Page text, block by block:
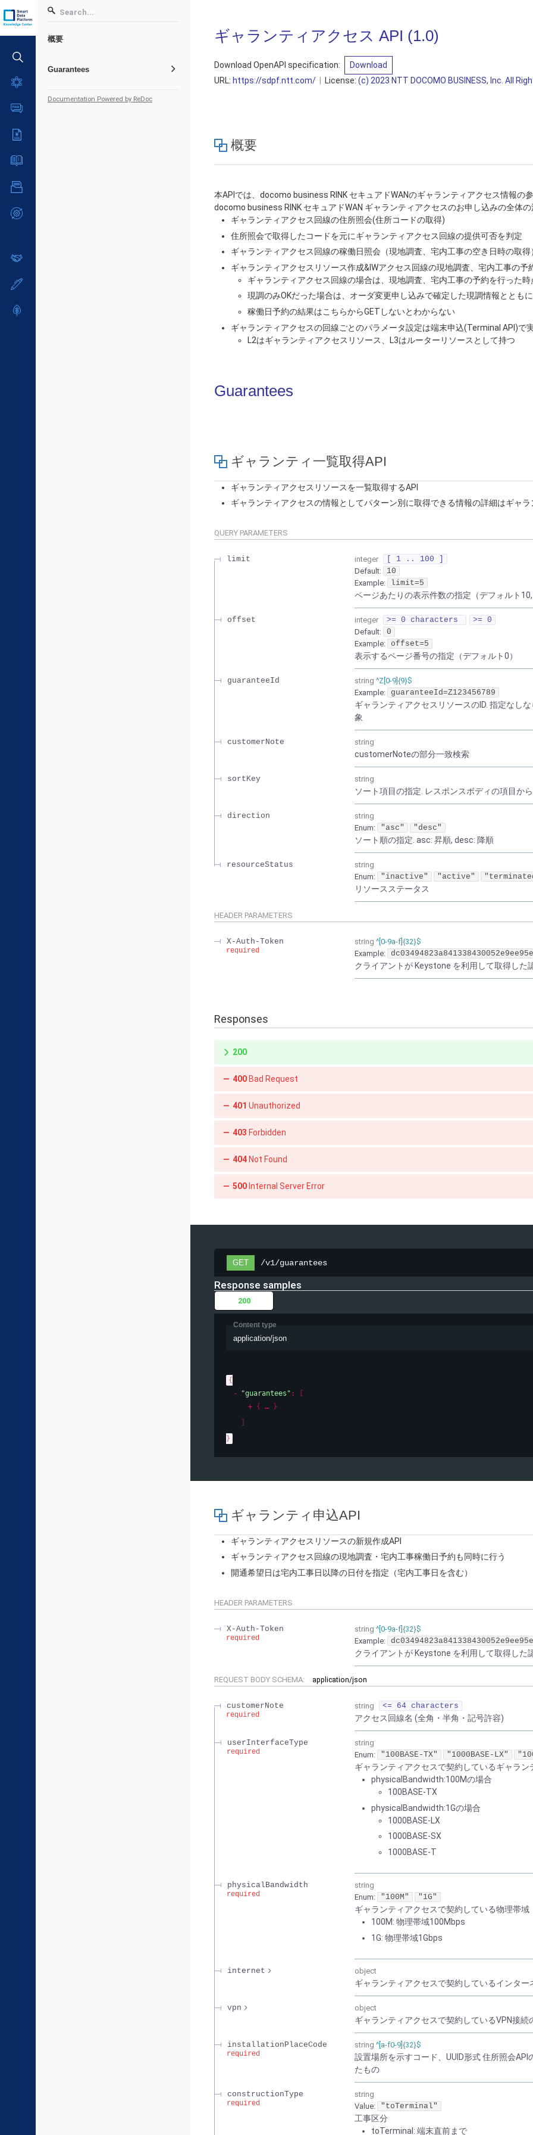
データ利活用
■ 管理機能
- 初期設定・確認
- APIリファレンス
- バックアップ
- IoT
- ITインフラストラクチャー
概要
Guarantees
Documentation Powered by ReDoc
ギャランティアクセス API (1.0)
Download OpenAPI specification:
Download
URL: https://sdpf.ntt.com/ License: (c) 2023 NTT DOCOMO BUSINESS, Inc. All
概要
本APIでは、docomo business RINK セキュアドWANのギャランティアクセス情報の
docomo business RINK セキュアドWAN ギャランティアクセスのお申し込みの全体
ギャランティアクセス回線の住所照会(住所コードの取得)
住所照会で取得したコードを元にギャランティアクセス回線の提供可否を判定
ギャランティアクセス回線の稼働日照会（現地調査、宅内工事の空き日時の取得
ギャランティアクセスリソース作成&IWアクセス回線の現地調査、宅内工事の予
ギャランティアクセス回線の場合は、現地調査、宅内工事の予約を行った時
現調のみOKだった場合は、オーダ変更申し込みで確定した現調情報ととも
稼働日予約の結果はこちらからGETしないとわからない
ギャランティアクセスの回線ごとのパラメータ設定は端末申込(Terminal API)で
L2はギャランティアクセスリソース、L3はルーターリソースとして持つ
Guarantees
ギャランティ一覧取得API
ギャランティアクセスリソースを一覧取得するAPI
ギャランティアクセスの情報としてパターン別に取得できる情報の詳細はギャ
QUERY PARAMETERS
limit integer
[ 1 .. 100 ]
Default:
10
Example:
limit=5
ページあたりの表示件数の指定（デフォルト10,
offset integer >= 0 characters
>= 0
Default: 0
Example: offset=5
表示するページ番号の指定（デフォルト0）
guaranteeId string ^Z[0-9]{9}$
Example:
guaranteeId=Z123456789
ギャランティアクセスリソースのID. 指定なし
象
customerNote string
customerNoteの部分一致検索
sortKey string
ソート項目の指定. レスポンスボディの項目から
direction
string
Enum: "asc" "desc"
ソート順の指定. asc: 昇順, desc: 降順
resourceStatus
string
Enum: "inactive" "active"
リソースステータス
HEADER PARAMETERS
X-Auth-Token
required
string ^[0-9a-f]{32}$
Example:
クライアントが Keystone を利用して取得した
Responses
200
400 Bad Request
401 Unauthorized
403 Forbidden
404 Not Found
500 Internal Server Error
GET /v1/guarantees
Response samples
200
Content type
application/json
{
"guarantees" :
{
}
}
ギャランティ申込API
ギャランティアクセスリソースの新規作成API
ギャランティアクセス回線の現地調査・宅内工事稼働日予約も同時に行う
開通希望日は宅内工事日以降の日付を指定（宅内工事日を含む）
HEADER PARAMETERS
X-Auth-Token
required
string ^[0-9a-f]{32}$
Example:
クライアントが Keystone を利用して取得した
REQUEST BODY SCHEMA: application/json
customerNote
required
string <= 64 characters
アクセス回線名 (全角・半角・記号許容)
userInterfaceType
required
string
Enum: "100BASE-TX" "1000BASE-LX"
ギャランティアクセスで契約しているギャラ
physicalBandwidth:100Mの場合
100BASE-TX
physicalBandwidth:1Gの場合
1000BASE-LX
1000BASE-SX
1000BASE-T
physicalBandwidth
required
string
Enum: "100M" "1G"
ギャランティアクセスで契約している物理帯域
100M: 物理帯域100Mbps
1G: 物理帯域1Gbps
internet object
ギャランティアクセスで契約しているインター
vpn object
ギャランティアクセスで契約しているVPN接続
installationPlaceCode
required
string ^[a-f0-9]{32}$
設置場所を示すコード、UUID形式 住所照会
たもの
constructionType
required
string
Value: "toTerminal"
工事区分
toTerminal: 端末直前まで